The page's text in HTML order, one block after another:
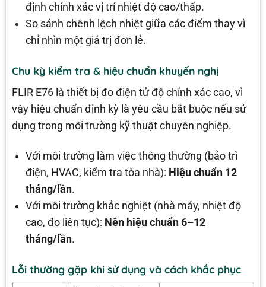
định chính xác vị trí nhiệt độ cao/thấp.
So sánh chênh lệch nhiệt giữa các điểm thay vì
chỉ nhìn một giá trị đơn lẻ.
Chu kỳ kiểm tra & hiệu chuẩn khuyến nghị
FLIR E76 là thiết bị đo điện tử độ chính xác cao, vì
vậy hiệu chuẩn định kỳ là yêu cầu bắt buộc nếu sử
dụng trong môi trường kỹ thuật chuyên nghiệp.
Với môi trường làm việc thông thường (bảo trì
điện, HVAC, kiểm tra tòa nhà): Hiệu chuẩn 12
tháng/lần.
Với môi trường khắc nghiệt (nhà máy, nhiệt độ
cao, đo liên tục): Nên hiệu chuẩn 6–12
tháng/lần.
Lỗi thường gặp khi sử dụng và cách khắc phục